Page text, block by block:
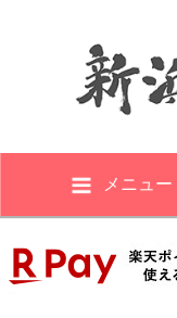
メニュー